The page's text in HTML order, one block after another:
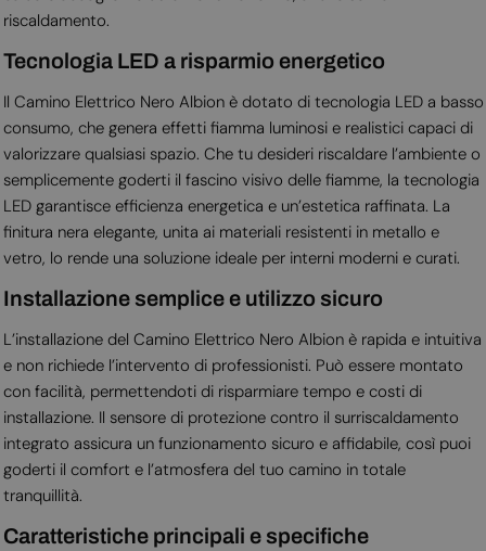
riscaldamento.
Tecnologia LED a risparmio energetico
Il Camino Elettrico Nero Albion è dotato di tecnologia LED a basso
consumo, che genera effetti fiamma luminosi e realistici capaci di
valorizzare qualsiasi spazio. Che tu desideri riscaldare l’ambiente o
semplicemente goderti il fascino visivo delle fiamme, la tecnologia
LED garantisce efficienza energetica e un’estetica raffinata. La
finitura nera elegante, unita ai materiali resistenti in metallo e
vetro, lo rende una soluzione ideale per interni moderni e curati.
Installazione semplice e utilizzo sicuro
L’installazione del Camino Elettrico Nero Albion è rapida e intuitiva
e non richiede l’intervento di professionisti. Può essere montato
con facilità, permettendoti di risparmiare tempo e costi di
installazione. Il sensore di protezione contro il surriscaldamento
integrato assicura un funzionamento sicuro e affidabile, così puoi
goderti il comfort e l’atmosfera del tuo camino in totale
tranquillità.
Caratteristiche principali e specifiche